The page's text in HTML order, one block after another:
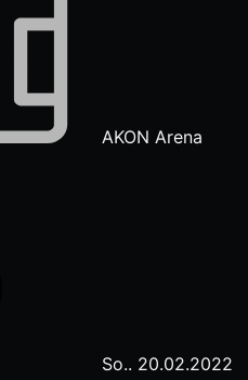
AKON Arena
So.. 20.02.2022